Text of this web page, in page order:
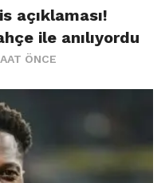
açıklaması!
ile anılıyordu
ÖNCE